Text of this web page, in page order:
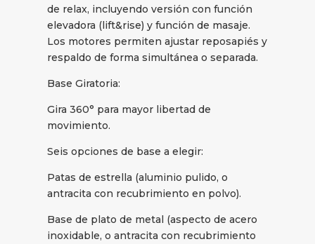
de relax, incluyendo versión con función
elevadora (lift&rise) y función de masaje.
Los motores permiten ajustar reposapiés y
respaldo de forma simultánea o separada.
Base Giratoria:
Gira 360° para mayor libertad de
movimiento.
Seis opciones de base a elegir:
Patas de estrella (aluminio pulido, o
antracita con recubrimiento en polvo).
Base de plato de metal (aspecto de acero
inoxidable, o antracita con recubrimiento